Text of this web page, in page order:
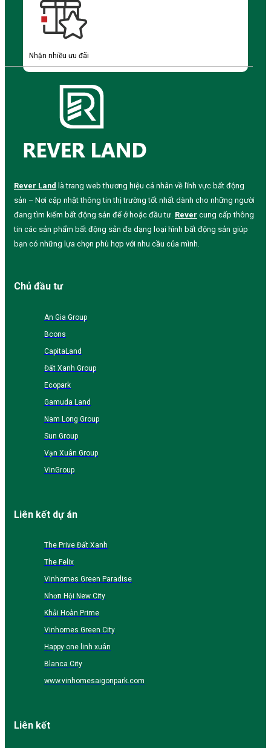
Nhận nhiều ưu đãi
Rever Land là trang web thương hiệu cá nhân về lĩnh vực bất động
sản – Nơi cập nhật thông tin thị trường tốt nhất dành cho những người
đang tìm kiếm bất động sản để ở hoặc đầu tư. Rever cung cấp thông
tin các sản phẩm bất động sản đa dạng loại hình bất động sản giúp
bạn có những lựa chọn phù hợp với nhu cầu của mình.
Chủ đầu tư
An Gia Group
Bcons
CapitaLand
Đất Xanh Group
Ecopark
Gamuda Land
Nam Long Group
Sun Group
Vạn Xuân Group
VinGroup
Liên kết dự án
The Prive Đất Xanh
The Felix
Vinhomes Green Paradise
Nhơn Hội New City
Khải Hoàn Prime
Vinhomes Green City
Happy one linh xuân
Blanca City
www.vinhomesaigonpark.com
Liên kết